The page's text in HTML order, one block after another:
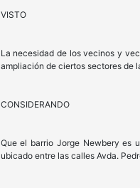
VISTO
La necesidad de los vecinos y
ampliación de ciertos sectores de
CONSIDERANDO
Que el barrio Jorge Newbery es
ubicado entre las calles Avda.